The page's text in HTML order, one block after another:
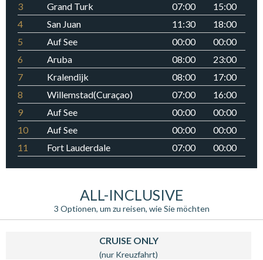
3
Grand Turk 07:00
15:00
4
San Juan 11:30
18:00
5
Auf See 00:00
00:00
6
Aruba 08:00
23:00
7
Kralendijk 08:00
17:00
8
Willemstad(Curaçao) 07:00
16:00
9
Auf See 00:00
00:00
10
Auf See 00:00
00:00
11
Fort Lauderdale 07:00 00:00
ALL-INCLUSIVE
3 Optionen, um zu reisen, wie Sie möchten
CRUISE ONLY
(nur Kreuzfahrt)